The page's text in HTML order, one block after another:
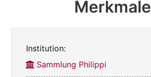
Merkmale
Institution:
Sammlung Philippi